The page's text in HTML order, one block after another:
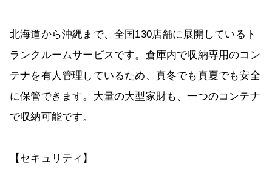
北海道から沖縄まで、全国130店舗に展開しているト
ランクルームサービスです。倉庫内で収納専用のコン
テナを有人管理しているため、真冬でも真夏でも安全
に保管できます。大量の大型家財も、一つのコンテナ
で収納可能です。
【セキュリティ】